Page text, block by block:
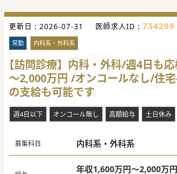
更新日 : 2026-07-31 医師求人ID : 734299
常勤 内科系・外科系
【訪問診療】内科・外科/週4日も
～2,000万円 /オンコールなし/住
の支給も可能です
週4日以下 オンコール無し 高額給与 土日休み
募集科目 内科系・外科系
年収1,600万円～2,000万円